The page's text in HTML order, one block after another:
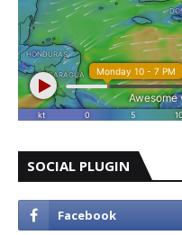
SOCIAL PLUGIN